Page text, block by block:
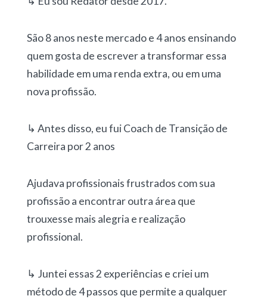
São 8 anos neste mercado e 4 anos ensinando
quem gosta de escrever a transformar essa
habilidade em uma renda extra, ou em uma
nova profissão.
↳ Antes disso, eu fui Coach de Transição de
Carreira por 2 anos
Ajudava profissionais frustrados com sua
profissão a encontrar outra área que
trouxesse mais alegria e realização
profissional.
↳ Juntei essas 2 experiências e criei um
método de 4 passos que permite a qualquer